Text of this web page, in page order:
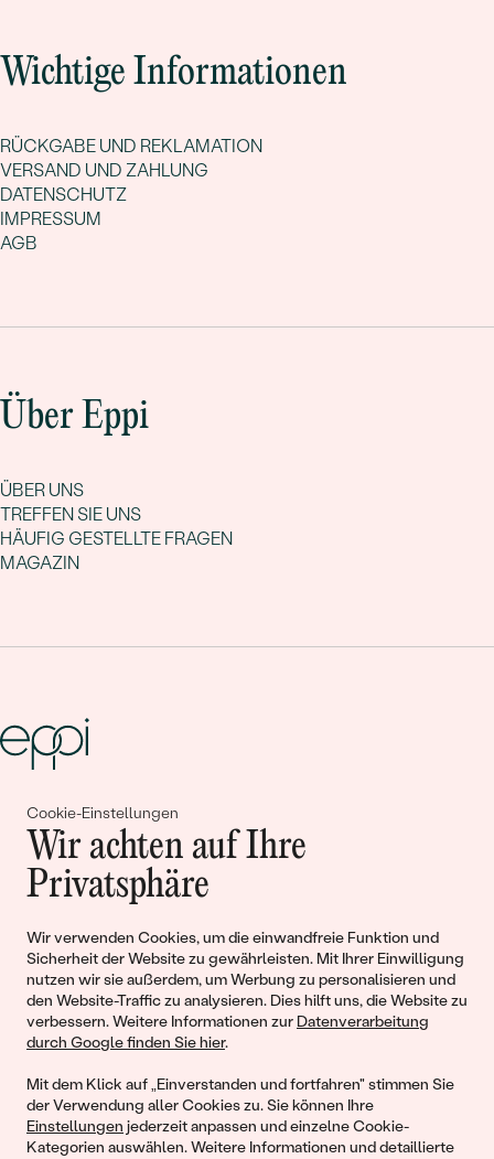
Cookie-Einstellungen
Wir achten auf Ihre
Privatsphäre
Wir verwenden Cookies, um die einwandfreie Funktion und
Sicherheit der Website zu gewährleisten. Mit Ihrer Einwilligung
nutzen wir sie außerdem, um Werbung zu personalisieren und
den Website-Traffic zu analysieren. Dies hilft uns, die Website zu
verbessern. Weitere Informationen zur Datenverarbeitung
durch Google finden Sie hier.
Mit dem Klick auf „Einverstanden und fortfahren" stimmen Sie
der Verwendung aller Cookies zu. Sie können Ihre
Einstellungen jederzeit anpassen und einzelne Cookie-
Kategorien auswählen. Weitere Informationen und detaillierte
Wichtige Informationen
RÜCKGABE UND REKLAMATION
VERSAND UND ZAHLUNG
DATENSCHUTZ
IMPRESSUM
AGB
Über Eppi
ÜBER UNS
TREFFEN SIE UNS
HÄUFIG GESTELLTE FRAGEN
MAGAZIN
Gemeinsam erschaffen wir
Geschichten von Schönheit und
Liebe
Begleiten Sie uns!